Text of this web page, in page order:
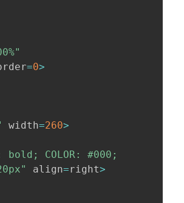
=0>
width=260>
bold; COLOR: #000;
align=right>